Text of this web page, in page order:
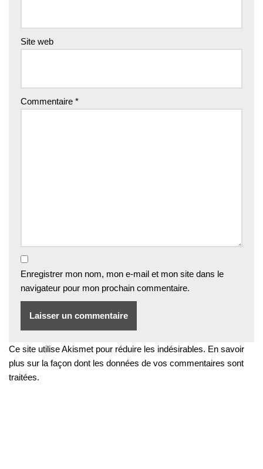
Site web
Commentaire *
Enregistrer mon nom, mon e-mail et mon site dans le
navigateur pour mon prochain commentaire.
Ce site utilise Akismet pour réduire les indésirables. En savoir
plus sur la façon dont les données de vos commentaires sont
traitées.